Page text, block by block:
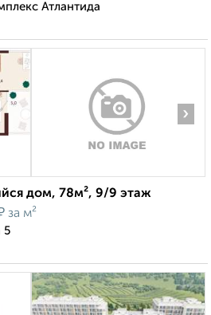
Атлантида
›
дом, 78м², 9/9 этаж
за м²
5